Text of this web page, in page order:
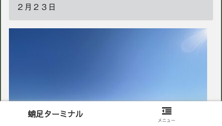
２月２３日
蛸足ターミナル
メニュー